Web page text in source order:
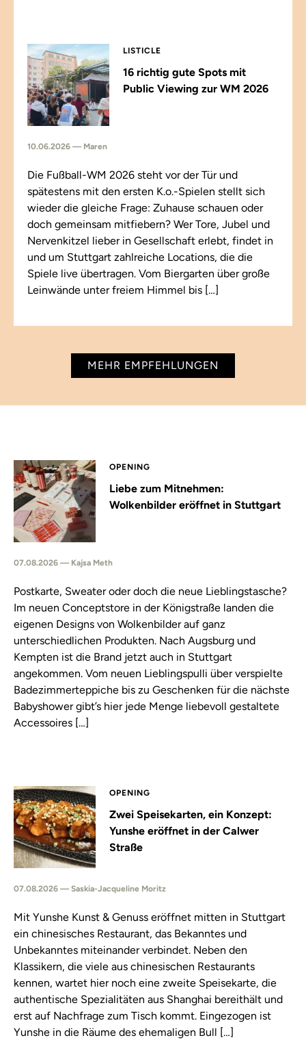
LISTICLE
16 richtig gute Spots mit
Public Viewing zur WM 2026
10.06.2026 — Maren
Die Fußball-WM 2026 steht vor der Tür und
spätestens mit den ersten K.o.-Spielen stellt sich
wieder die gleiche Frage: Zuhause schauen oder
doch gemeinsam mitfiebern? Wer Tore, Jubel und
Nervenkitzel lieber in Gesellschaft erlebt, findet in
und um Stuttgart zahlreiche Locations, die die
Spiele live übertragen. Vom Biergarten über große
Leinwände unter freiem Himmel bis […]
MEHR EMPFEHLUNGEN
OPENING
Liebe zum Mitnehmen:
Wolkenbilder eröffnet in Stuttgart
07.08.2026 — Kajsa Meth
Postkarte, Sweater oder doch die neue Lieblingstasche?
Im neuen Conceptstore in der Königstraße landen die
eigenen Designs von Wolkenbilder auf ganz
unterschiedlichen Produkten. Nach Augsburg und
Kempten ist die Brand jetzt auch in Stuttgart
angekommen. Vom neuen Lieblingspulli über verspielte
Badezimmerteppiche bis zu Geschenken für die nächste
Babyshower gibt’s hier jede Menge liebevoll gestaltete
Accessoires […]
OPENING
Zwei Speisekarten, ein Konzept:
Yunshe eröffnet in der Calwer
Straße
07.08.2026 — Saskia-Jacqueline Moritz
Mit Yunshe Kunst & Genuss eröffnet mitten in Stuttgart
ein chinesisches Restaurant, das Bekanntes und
Unbekanntes miteinander verbindet. Neben den
Klassikern, die viele aus chinesischen Restaurants
kennen, wartet hier noch eine zweite Speisekarte, die
authentische Spezialitäten aus Shanghai bereithält und
erst auf Nachfrage zum Tisch kommt. Eingezogen ist
Yunshe in die Räume des ehemaligen Bull […]